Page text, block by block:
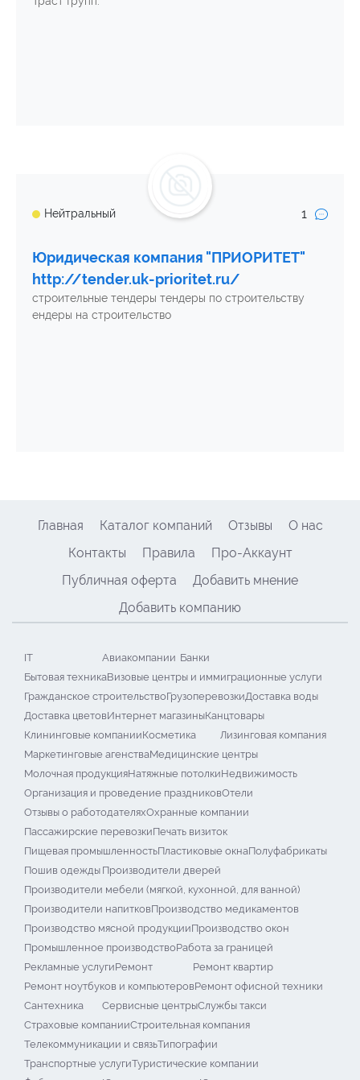
Нейтральный 1
Юридическая компания "ПРИОРИТЕТ"
http://tender.uk-prioritet.ru/
строительные тендеры тендеры по строительству
ендеры на строительство
Главная Каталог компаний Отзывы
О нас
Контакты
Правила
Про-Аккаунт
Публичная оферта
Добавить мнение
Добавить компанию
IT Авиакомпании Банки
Бытовая техникаВизовые центры и иммиграционные услуги
Гражданское строительствоГрузоперевозкиДоставка воды
Доставка цветовИнтернет магазиныКанцтовары
Клининговые компанииКосметика
Лизинговая компания
Маркетинговые агенстваМедицинские центры
Молочная продукцияНатяжные потолкиНедвижимость
Организация и проведение праздниковОтели
Отзывы о работодателяхОхранные компании
Пассажирские перевозкиПечать визиток
Пищевая промышленностьПластиковые окнаПолуфабрикаты
Пошив одежды Производители дверей
Производители мебели (мягкой, кухонной, для ванной)
Производители напитковПроизводство медикаментов
Производство мясной продукцииПроизводство окон
Промышленное производствоРабота за границей
Рекламные услугиРемонт
Ремонт квартир
Ремонт ноутбуков и компьютеровРемонт офисной техники
Сантехника
Сервисные центрыСлужбы такси
Страховые компанииСтроительная компания
Телекоммуникации и связьТипографии
Транспортные услугиТуристические компании